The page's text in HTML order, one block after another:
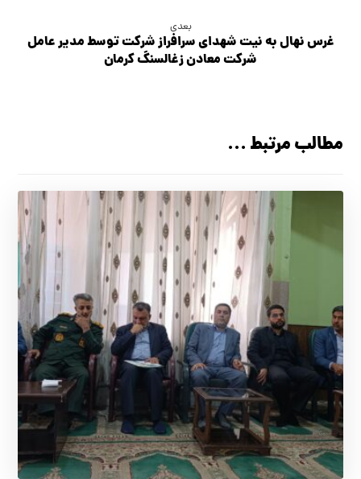
بعدی
غرس نهال به نیت شهدای سرافراز شرکت توسط مدیر عامل
شرکت معادن زغالسنگ کرمان
مطالب مرتبط ...